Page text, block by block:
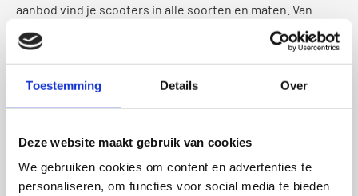
Toestemming Details Over
Deze website maakt gebruik van cookies
We gebruiken cookies om content en advertenties te
personaliseren, om functies voor social media te bieden
aanbod vind je scooters in alle soorten en maten. Van
betrouwbare en energiezuinige scooters tot modellen die
opvallen met hun unieke design, we hebben voor elk wat
wils. Onze deskundige medewerkers staan klaar om je te
helpen bij het vinden van de perfecte scooter die past bij
jouw behoeften en budget.
Scooteraccessoires
Maak jouw rit in Utrecht compleet met onze hoogwaardige